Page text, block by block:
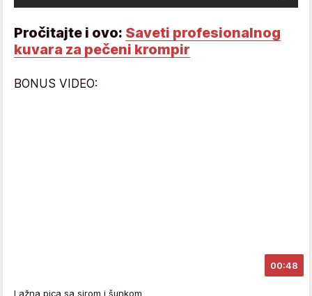
Pročitajte i ovo: Saveti profesionalnog
kuvara za pečeni krompir
BONUS VIDEO:
00:48
Lažna pica sa sirom i šunkom